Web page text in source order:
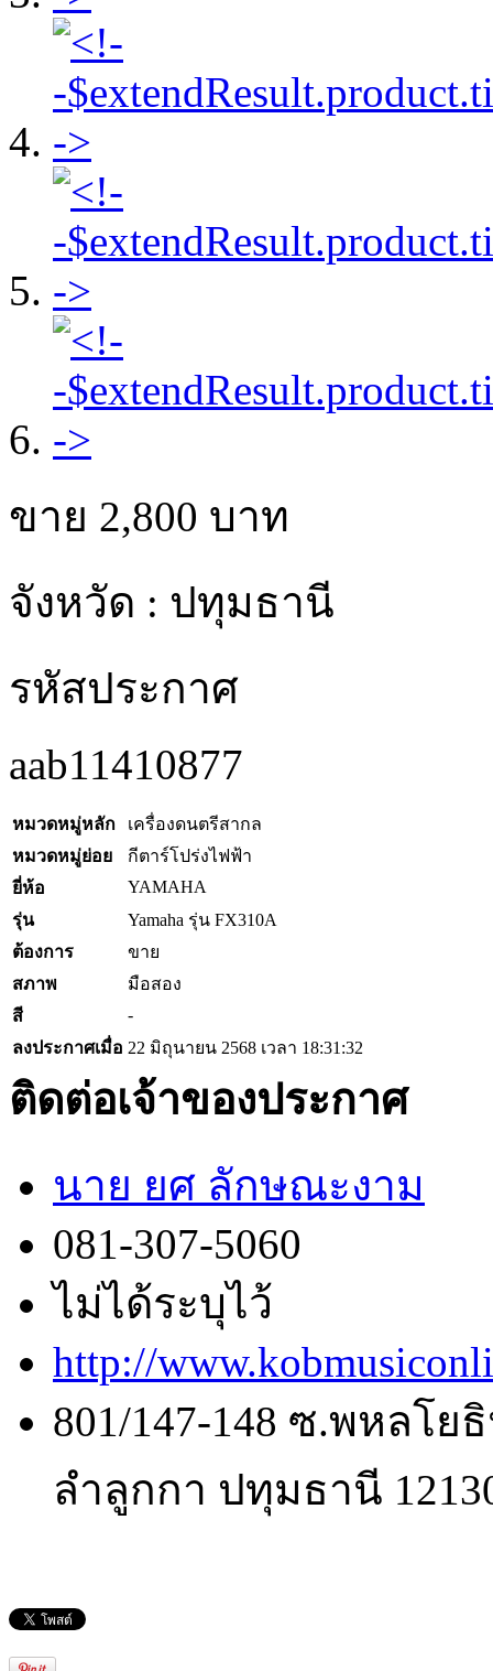
ขาย 2,800 บาท
จังหวัด : ปทุมธานี
รหัสประกาศ
aab11410877
หมวดหมู่หลัก
เครื่องดนตรีสากล
หมวดหมู่ย่อย
กีตาร์โปร่งไฟฟ้า
ยี่ห้อ
YAMAHA
รุ่น
Yamaha รุ่น FX310A
ต้องการ
ขาย
สภาพ
มือสอง
สี
-
ลงประกาศเมื่อ 22 มิถุนายน 2568 เวลา 18:31:32
ติดต่อเจ้าของประกาศ
นาย ยศ ลักษณะงาม
081-307-5060
ไม่ได้ระบุไว้
http://
801/147-148 ซ.พหลโ
ลำลูกกา ปทุมธานี